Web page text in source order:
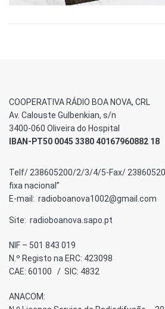
COOPERATIVA RÁDIO BOA NOVA, CRL
Av. Calouste Gulbenkian, s/n
3400-060 Oliveira do Hospital
IBAN-PT50 0045 3380 40167960882 18
Telf/ 238605200/2/3/4/5-Fax/
fixa nacional”
E-mail: radioboanova1002@gmail.com
Site: radioboanova.sapo.pt
NIF – 501 843 019
N.º Registo na ERC: 423098
CAE: 60100 / SIC: 4832
ANACOM: